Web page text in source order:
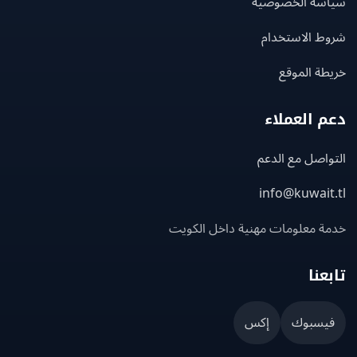
الاستخدام
الموقع
العملاء
مع الدعم
معلومات مهنية داخل الكويت
إكس